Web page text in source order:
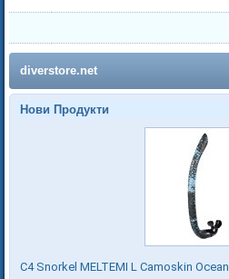
diverstore.net
Нови Продукти
C4 Snorkel MELTEMI L Camoskin Ocean